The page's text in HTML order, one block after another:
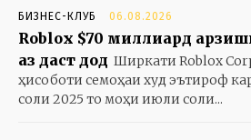
БИЗНЕС-КЛУБ 06.08.2026
Roblox $70 миллиард
аз даст дод Ширкати Roblox
ҳисоботи семоҳаи худ эътироф
соли 2025 то моҳи июли соли...